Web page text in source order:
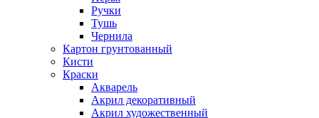
Ручки
Тушь
Чернила
Картон грунтованный
Кисти
Краски
Акварель
Акрил декоративный
Акрил художественный